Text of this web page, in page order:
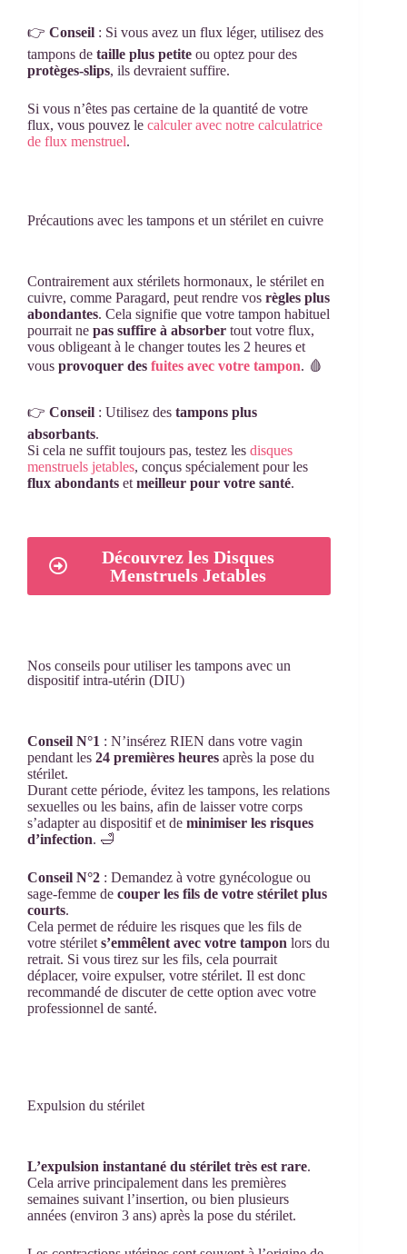
👉 Conseil : Si vous avez un flux léger, utilisez des
tampons de taille plus petite ou optez pour des
protèges-slips, ils devraient suffire.
Si vous n’êtes pas certaine de la quantité de votre
flux, vous pouvez le calculer avec notre calculatrice
de flux menstruel.
Précautions avec les tampons et un stérilet en cuivre
Contrairement aux stérilets hormonaux, le stérilet en
cuivre, comme Paragard, peut rendre vos règles plus
abondantes. Cela signifie que votre tampon habituel
pourrait ne pas suffire à absorber tout votre flux,
vous obligeant à le changer toutes les 2 heures et
vous provoquer des fuites avec votre tampon. 🩸
👉 Conseil : Utilisez des tampons plus
absorbants.
Si cela ne suffit toujours pas, testez les disques
menstruels jetables, conçus spécialement pour les
flux abondants et meilleur pour votre santé.
Découvrez les Disques
Menstruels Jetables
Nos conseils pour utiliser les tampons avec un
dispositif intra-utérin (DIU)
Conseil N°1 : N’insérez RIEN dans votre vagin
pendant les 24 premières heures après la pose du
stérilet.
Durant cette période, évitez les tampons, les relations
sexuelles ou les bains, afin de laisser votre corps
s’adapter au dispositif et de minimiser les risques
d’infection. 🛁
Conseil N°2 : Demandez à votre gynécologue ou
sage-femme de couper les fils de votre stérilet plus
courts.
Cela permet de réduire les risques que les fils de
votre stérilet s’emmêlent avec votre tampon lors du
retrait. Si vous tirez sur les fils, cela pourrait
déplacer, voire expulser, votre stérilet. Il est donc
recommandé de discuter de cette option avec votre
professionnel de santé.
Expulsion du stérilet
L’expulsion instantané du stérilet très est rare.
Cela arrive principalement dans les premières
semaines suivant l’insertion, ou bien plusieurs
années (environ 3 ans) après la pose du stérilet.